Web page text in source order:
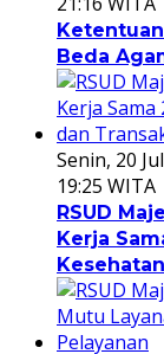
Beda
Senin, 20
19:25 WITA
RSUD
Kerja